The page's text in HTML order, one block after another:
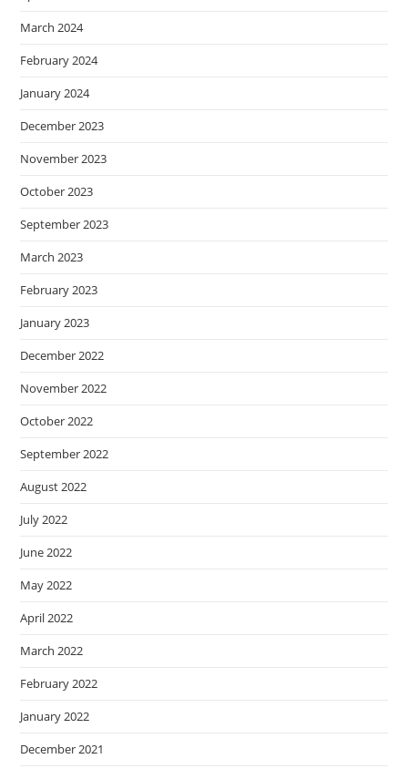
March 2024
February 2024
January 2024
December 2023
November 2023
October 2023
September 2023
March 2023
February 2023
January 2023
December 2022
November 2022
October 2022
September 2022
August 2022
July 2022
June 2022
May 2022
April 2022
March 2022
February 2022
January 2022
December 2021